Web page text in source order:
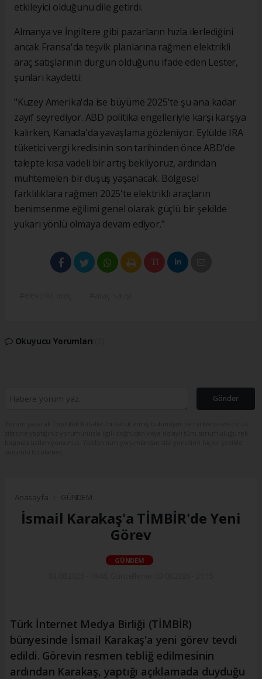
etkileyici olduğunu dile getirdi.
Almanya ve İngiltere gibi pazarların hızla ilerlediğini
ancak Fransa'da teşvik planlarına rağmen elektrikli
araç satışlarının durgun olduğunu ifade eden Lester,
şunları kaydetti:
"Kuzey Amerika'da ise büyüme 2025'te şu ana kadar
zayıf seyrediyor. ABD politika engelleriyle karşı karşıya
kalırken, Kanada'da yavaşlama gözleniyor. Eylülde IRA
tüketici vergi kredisinin son tarihinden önce ABD'de
talepte kısa vadeli bir artış bekliyoruz, ardından
muhtemelen bir düşüş yaşanacak. Bölgesel
farklılıklara rağmen 2025'te elektrikli araçların
benimsenme eğilimi genel olarak güçlü bir şekilde
yukarı yönlü olmaya devam ediyor."
Okuyucu Yorumları
Gönder
Anasayfa GÜNDEM
İsmail Karakaş'a TİMBİR'de Yeni
Görev
GÜNDEM
Türk İnternet Medya Birliği (TİMBİR)
bünyesinde İsmail Karakaş'a yeni görev tevdi
edildi. Görevin resmen tebliğ edilmesinin
ardından Karakaş, yaptığı açıklamada duyduğu